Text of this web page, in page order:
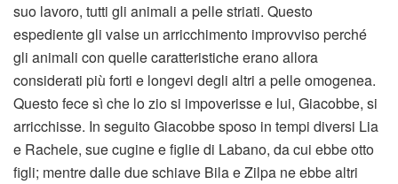
suo lavoro, tutti gli animali a pelle striati. Questo
espediente gli valse un arricchimento improvviso perché
gli animali con quelle caratteristiche erano allora
considerati più forti e longevi degli altri a pelle omogenea.
Questo fece sì che lo zio si impoverisse e lui, Giacobbe, si
arricchisse. In seguito Giacobbe sposo in tempi diversi Lia
e Rachele, sue cugine e figlie di Labano, da cui ebbe otto
figli; mentre dalle due schiave Bila e Zilpa ne ebbe altri